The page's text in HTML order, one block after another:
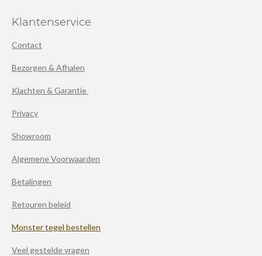
Klantenservice
Contact
Bezorgen & Afhalen
Klachten & Garantie
Privacy
Showroom
Algemene Voorwaarden
Betalingen
Retouren beleid
Monster tegel bestellen
Veel gestelde vragen